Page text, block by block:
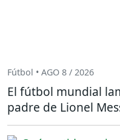
Fútbol • AGO 8 / 2026
El fútbol mundial
padre de Lionel